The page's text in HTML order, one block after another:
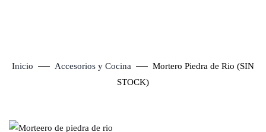
Inicio Accesorios y Cocina
Mortero Piedra de Rio (SIN
STOCK)